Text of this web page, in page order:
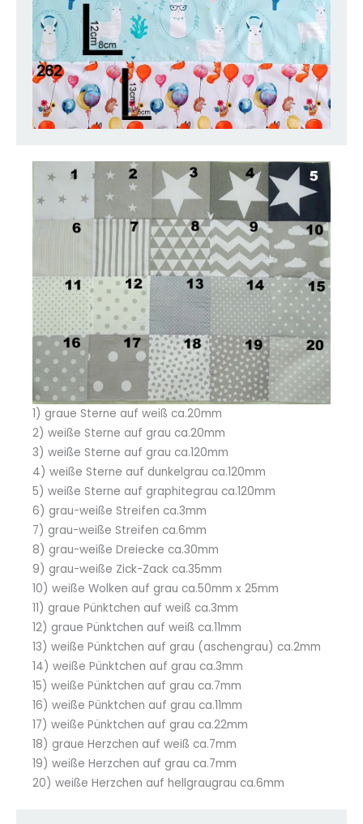
1) graue Sterne auf weiß ca.20mm
2) weiße Sterne auf grau ca.20mm
3) weiße Sterne auf grau ca.120mm
4) weiße Sterne auf dunkelgrau ca.120mm
5) weiße Sterne auf graphitegrau ca.120mm
6) grau-weiße Streifen ca.3mm
7) grau-weiße Streifen ca.6mm
8) grau-weiße Dreiecke ca.30mm
9) grau-weiße Zick-Zack ca.35mm
10) weiße Wolken auf grau ca.50mm x 25mm
11) graue Pünktchen auf weiß ca.3mm
12) graue Pünktchen auf weiß ca.11mm
13) weiße Pünktchen auf grau (aschengrau) ca.2mm
14) weiße Pünktchen auf grau ca.3mm
15) weiße Pünktchen auf grau ca.7mm
16) weiße Pünktchen auf grau ca.11mm
17) weiße Pünktchen auf grau ca.22mm
18) graue Herzchen auf weiß ca.7mm
19) weiße Herzchen auf grau ca.7mm
20) weiße Herzchen auf hellgraugrau ca.6mm